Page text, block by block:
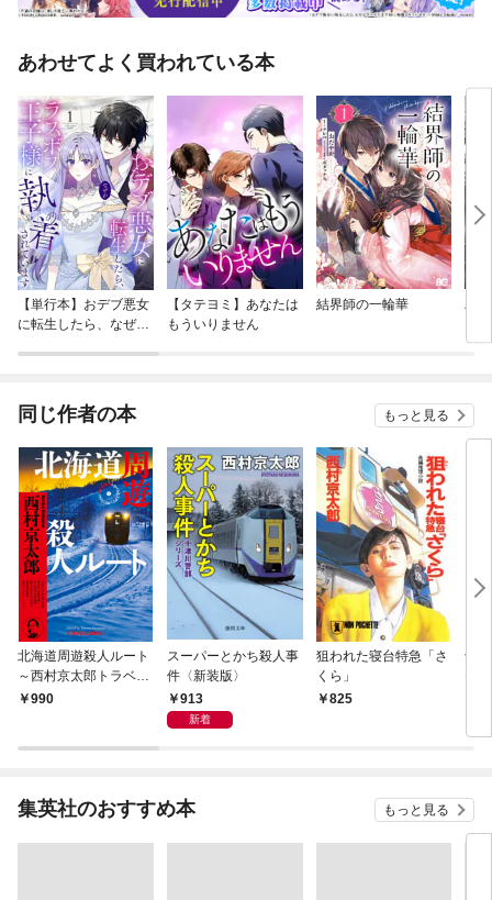
あわせてよく買われている本
【単行本】おデブ悪女
に転生したら、なぜか
【タテヨミ】あなたは
もういりません
結界師の一輪華
バ
今
同じ作者の本 もっと見る
北海道周遊殺人ルート
～西村京太郎トラベル
ミステリー・セレクシ
990
スーパーとかち殺人事
件〈新装版〉
913
新着
狙われた寝台特急「さ
くら」
825
十
集英社のおすすめ本 もっと見る